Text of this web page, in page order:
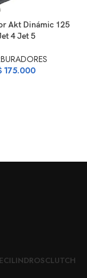
Akt Dinámic 125
4 Jet 5
175.000
CILINDROSCLUTCH